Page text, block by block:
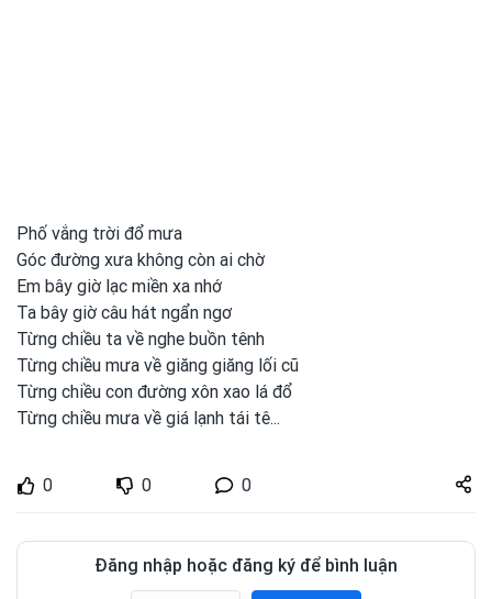
Phố vắng trời đổ mưa
Góc đường xưa không còn ai chờ
Em bây giờ lạc miền xa nhớ
Ta bây giờ câu hát ngẩn ngơ
Từng chiều ta về nghe buồn tênh
Từng chiều mưa về giăng giăng lối cũ
Từng chiều con đường xôn xao lá đổ
Từng chiều mưa về giá lạnh tái tê...
0 0 0
Share
zuto.vn
Đăng nhập hoặc đăng ký để bình luận